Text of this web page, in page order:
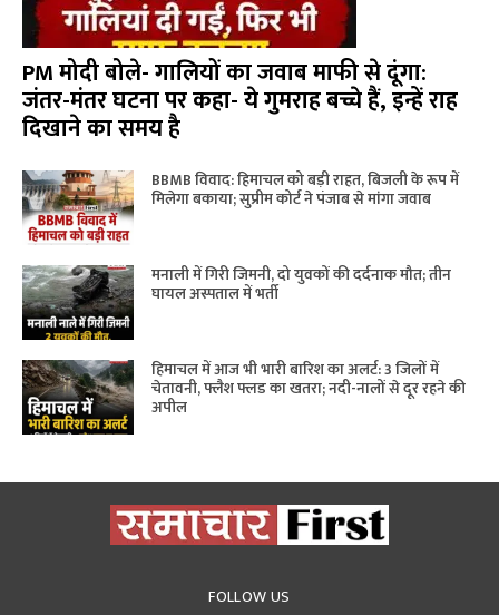
PM मोदी बोले- गालियों का जवाब माफी से दूंगा:
जंतर-मंतर घटना पर कहा- ये गुमराह बच्चे हैं, इन्हें राह
दिखाने का समय है
BBMB विवाद: हिमाचल को बड़ी राहत, बिजली के रूप में
मिलेगा बकाया; सुप्रीम कोर्ट ने पंजाब से मांगा जवाब
मनाली में गिरी जिमनी, दो युवकों की दर्दनाक मौत; तीन
घायल अस्पताल में भर्ती
हिमाचल में आज भी भारी बारिश का अलर्ट: 3 जिलों में
चेतावनी, फ्लैश फ्लड का खतरा; नदी-नालों से दूर रहने की
अपील
FOLLOW US